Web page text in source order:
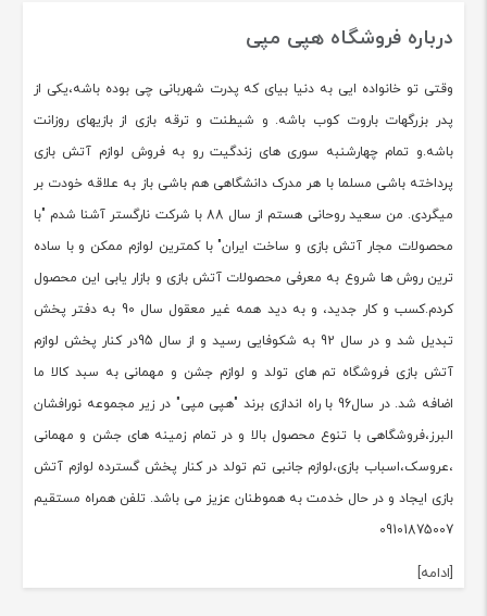
درباره فروشگاه هپی مپی
وقتی تو خانواده ایی به دنیا بیای که پدرت شهربانی چی بوده باشه،یکی از
پدر بزرگهات باروت کوب باشه. و شیطنت و ترقه بازی از بازیهای روزانت
باشه.و تمام چهارشنبه سوری های زندگیت رو به فروش لوازم آتش بازی
پرداخته باشی مسلما با هر مدرک دانشگاهی هم باشی باز به علاقه خودت بر
میگردی. من سعید روحانی هستم از سال 88 با شرکت نارگستر آشنا شدم "با
محصولات مجار آتش بازی و ساخت ایران" با کمترین لوازم ممکن و با ساده
ترین روش ها شروع به معرفی محصولات آتش بازی و بازار یابی این محصول
کردم.کسب و کار جدید، و به دید همه غیر معقول سال 90 به دفتر پخش
تبدیل شد و در سال 92 به شکوفایی رسید و از سال 95در کنار پخش لوازم
آتش بازی فروشگاه تم های تولد و لوازم جشن و مهمانی به سبد کالا ما
اضافه شد. در سال96 با راه اندازی برند "هپی مپی" در زیر مجموعه نورافشان
البرز،فروشگاهی با تنوع محصول بالا و در تمام زمینه های جشن و مهمانی
،عروسک،اسباب بازی،لوازم جانبی تم تولد در کنار پخش گسترده لوازم آتش
بازی ایجاد و در حال خدمت به هموطنان عزیز می باشد. تلفن همراه مستقیم
09101875007
[ادامه]